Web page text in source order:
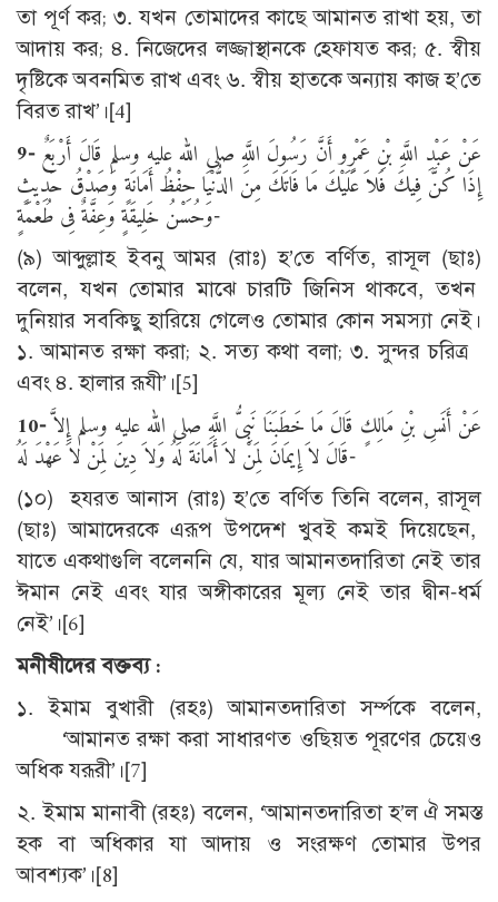
তা পূর্ণ কর; ৩. যখন তোমাদের কাছে আমানত রাখা হয়, তা
আদায় কর; ৪. নিজেদের লজ্জাস্থানকে হেফাযত কর; ৫. স্বীয়
দৃষ্টিকে অবনমিত রাখ এবং ৬. স্বীয় হাতকে অন্যায় কাজ হ’তে
বিরত রাখ’।[4]
9-عَنْ عَبْدِ اللَّهِ بْنِ عَمْرٍو أَنَّ رَسُولَ اللَّهِ صلى الله عليه وسلم قَالَ أَرْبَعٌ
إِذَا كُنَّ فِيكَ فَلاَ عَلَيْكَ مَا فَاتَكَ مِنَ الدُّنْيَا حِفْظُ أَمَانَةٍ وَصَدْقُ حَدِيثٍ
وَحُسْنُ خَلِيقَةٍ وَعِفَّةٌ فِى طُعْمَةٍ-
(৯) আব্দুল্লাহ ইবনু আমর (রাঃ) হ’তে বর্ণিত, রাসূল (ছাঃ)
বলেন, যখন তোমার মাঝে চারটি জিনিস থাকবে, তখন
দুনিয়ার সবকিছু হারিয়ে গেলেও তোমার কোন সমস্যা নেই।
১. আমানত রক্ষা করা; ২. সত্য কথা বলা; ৩. সুন্দর চরিত্র
এবং ৪. হালার রূযী’।[5]
10-عَنْ أَنَسِ بْنِ مَالِكٍ قَالَ مَا خَطَبَنَا نَبِىُّ اللَّهِ صلى الله عليه وسلم إِلاَّ
قَالَ لاَ إِيمَانَ لِمَنْ لاَ أَمَانَةَ لَهُ وَلاَ دِينَ لِمَنْ لاَ عَهْدَ لَهُ-
(১০) হযরত আনাস (রাঃ) হ’তে বর্ণিত তিনি বলেন, রাসূল
(ছাঃ) আমাদেরকে এরূপ উপদেশ খুবই কমই দিয়েছেন,
যাতে একথাগুলি বলেননি যে, যার আমানতদারিতা নেই তার
ঈমান নেই এবং যার অঙ্গীকারের মূল্য নেই তার দ্বীন-ধর্ম
নেই’।[6]
মনীষীদের বক্তব্য :
১. ইমাম বুখারী (রহঃ) আমানতদারিতা সর্ম্পকে বলেন,
‘আমানত রক্ষা করা সাধারণত ওছিয়ত পূরণের চেয়েও
অধিক যরূরী’।[7]
২. ইমাম মানাবী (রহঃ) বলেন, ‘আমানতদারিতা হ’ল ঐ সমস্ত
হক বা অধিকার যা আদায় ও সংরক্ষণ তোমার উপর
আবশ্যক’।[8]